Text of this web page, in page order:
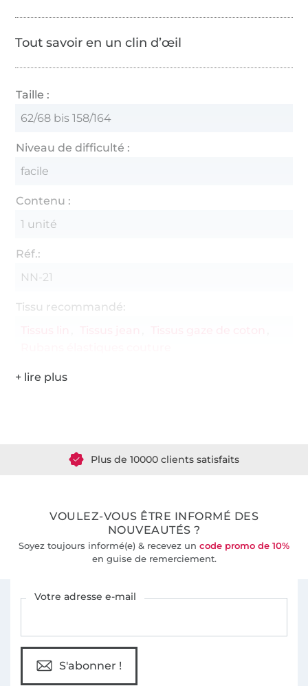
Tout savoir en un clin d’œil
Taille :
62/68 bis 158/164
Niveau de difficulté :
facile
Contenu :
1 unité
Réf.:
NN-21
Tissu recommandé:
VOULEZ-VOUS ÊTRE INFORMÉ DES
NOUVEAUTÉS ?
Soyez toujours informé(e) & recevez un code promo de 10%
en guise de remerciement.
Votre adresse e-mail
S'abonner !